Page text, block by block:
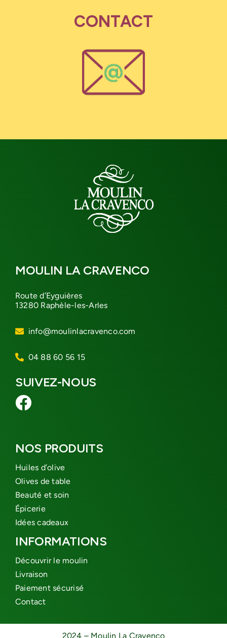
CONTACT
MOULIN LA CRAVENCO
Route d’Eyguières
13280 Raphèle-les-Arles
info@moulinlacravenco.com
04 88 60 56 15
SUIVEZ-NOUS
NOS PRODUITS
Huiles d’olive
Olives de table
Beauté et soin
Épicerie
Idées cadeaux
INFORMATIONS
Découvrir le moulin
Livraison
Paiement sécurisé
Contact
2024 – Moulin La Cravenco